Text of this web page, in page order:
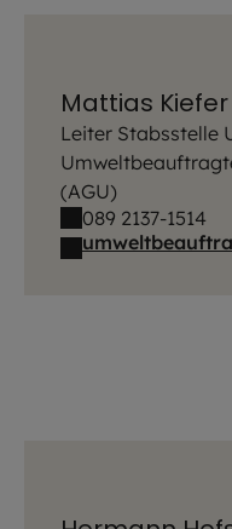
Mattias Kiefer
Leiter Stabsstelle
(AGU)
089 2137-1514